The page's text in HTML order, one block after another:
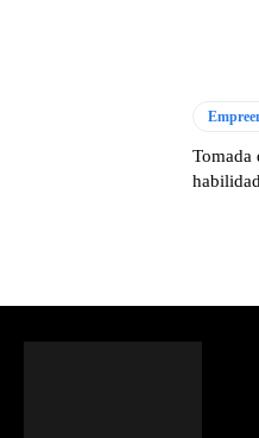
Tomada